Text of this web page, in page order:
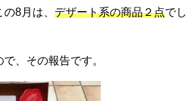
8月は、 デザート系の商品２点でし
、その報告です。